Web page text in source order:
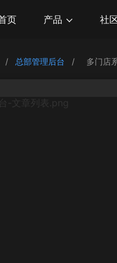
页 产品 社
/ 总部管理后台 / 多门店